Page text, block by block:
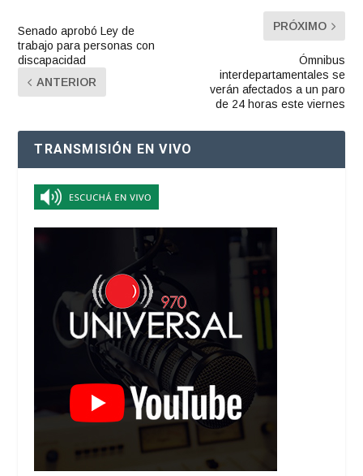
Senado aprobó Ley de
trabajo para personas con
discapacidad
ANTERIOR
PRÓXIMO
Ómnibus
interdepartamentales se
verán afectados a un paro
de 24 horas este viernes
TRANSMISIÓN EN VIVO